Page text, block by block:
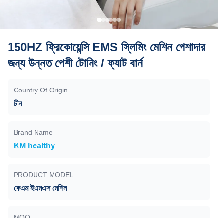
150HZ ফ্রিকোয়েন্সি EMS স্লিমিং মেশিন পেশাদার
জন্য উন্নত পেশী টোনিং / ফ্যাট বার্ন
Country Of Origin
চীন
Brand Name
KM healthy
PRODUCT MODEL
কেএম ইএমএস মেশিন